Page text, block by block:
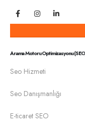
Arama Motoru Optimizasyonu
Seo Hizmeti
Seo Danışmanlığı
E-ticaret SEO